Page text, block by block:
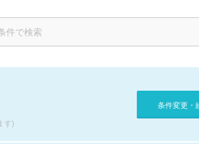
す)
条件変更・